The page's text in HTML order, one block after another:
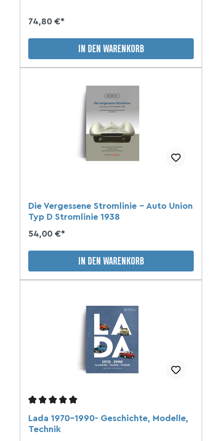
74,80 €*
IN DEN WARENKORB
Die Vergessene Stromlinie - Auto Union
Typ D Stromlinie 1938
54,00 €*
IN DEN WARENKORB
Lada 1970-1990- Geschichte, Modelle,
Technik